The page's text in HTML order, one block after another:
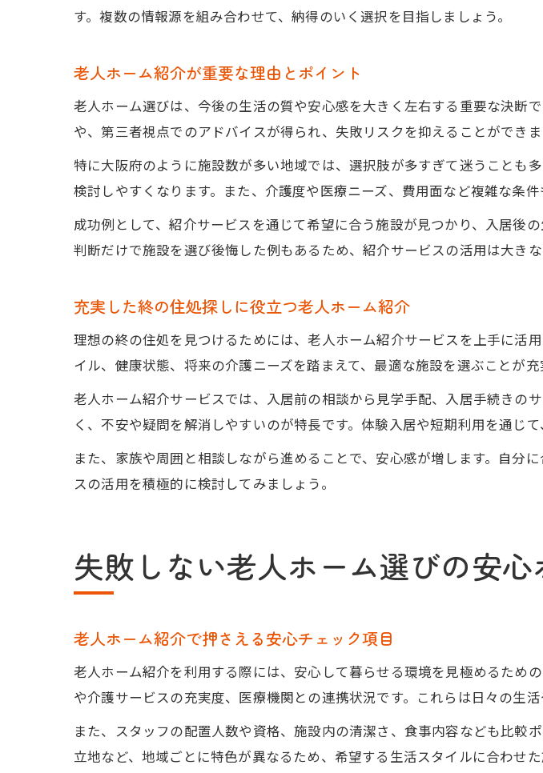
老人ホーム紹介が叶
す。複数の情報源を組み合わせて、納得のいく選択を目指しましょう。
老人ホーム紹介が重要な理由とポイント
老人ホーム選びは、今後の生活の質や安心感を大きく左右する重要な決断
や、第三者視点でのアドバイスが得られ、失敗リスクを抑えることができま
特に大阪府のように施設数が多い地域では、選択肢が多すぎて迷うことも
検討しやすくなります。また、介護度や医療ニーズ、費用面など複雑な条件
成功例として、紹介サービスを通じて希望に合う施設が見つかり、入居後
判断だけで施設を選び後悔した例もあるため、紹介サービスの活用は大きな
充実した終の住処探しに役立つ老人ホーム紹介
理想の終の住処を見つけるためには、老人ホーム紹介サービスを上手に活
イル、健康状態、将来の介護ニーズを踏まえて、最適な施設を選ぶことが充
老人ホーム紹介サービスでは、入居前の相談から見学手配、入居手続きの
く、不安や疑問を解消しやすいのが特長です。体験入居や短期利用を通じ
また、家族や周囲と相談しながら進めることで、安心感が増します。自分
スの活用を積極的に検討してみましょう。
失敗しない老人ホーム選びの安心
老人ホーム紹介で押さえる安心チェック項目
老人ホーム紹介を利用する際には、安心して暮らせる環境を見極めるため
や介護サービスの充実度、医療機関との連携状況です。これらは日々の生活
また、スタッフの配置人数や資格、施設内の清潔さ、食事内容なども比較
立地など、地域ごとに特色が異なるため、希望する生活スタイルに合わせた